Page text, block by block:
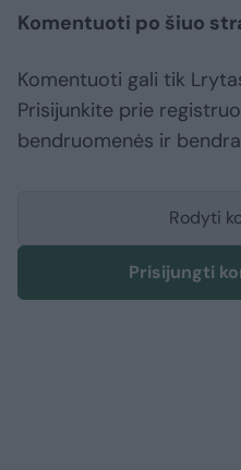
Komentuoti po šiuo
Komentuoti gali tik
Prisijunkite prie
bendruomenės ir
Rodyti
Prisijungti